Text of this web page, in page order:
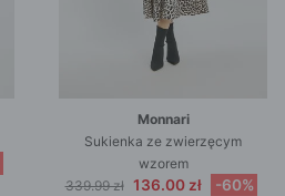
Monnari
Sukienka ze zwierzęcym
wzorem
339.99 zł 136.00 zł -60%